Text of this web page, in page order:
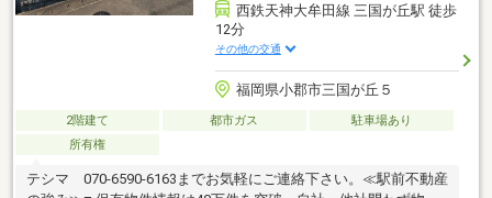
西鉄天神大牟田線 三国が丘駅 徒歩
12分
その他の交通
福岡県小郡市三国が丘５
2階建て 都市ガス
駐車場あり
所有権
テシマ 070-6590-6163までお気軽にご連絡下さい。≪駅前不動産